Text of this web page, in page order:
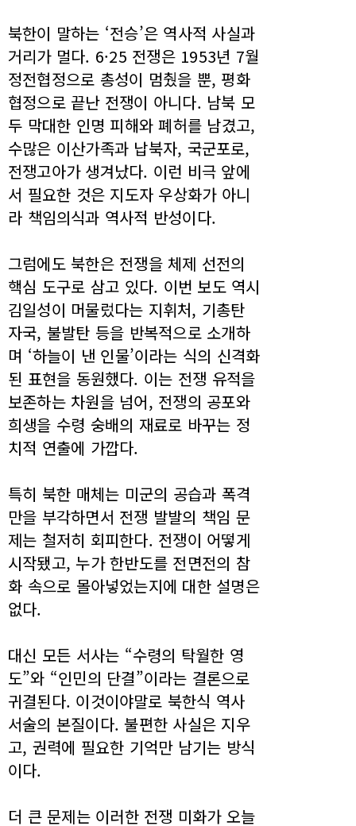
북한이 말하는 ‘전승’은 역사적 사실과
거리가 멀다. 6·25 전쟁은 1953년 7월
정전협정으로 총성이 멈췄을 뿐, 평화
협정으로 끝난 전쟁이 아니다. 남북 모
두 막대한 인명 피해와 폐허를 남겼고,
수많은 이산가족과 납북자, 국군포로,
전쟁고아가 생겨났다. 이런 비극 앞에
서 필요한 것은 지도자 우상화가 아니
라 책임의식과 역사적 반성이다.
그럼에도 북한은 전쟁을 체제 선전의
핵심 도구로 삼고 있다. 이번 보도 역시
김일성이 머물렀다는 지휘처, 기총탄
자국, 불발탄 등을 반복적으로 소개하
며 ‘하늘이 낸 인물’이라는 식의 신격화
된 표현을 동원했다. 이는 전쟁 유적을
보존하는 차원을 넘어, 전쟁의 공포와
희생을 수령 숭배의 재료로 바꾸는 정
치적 연출에 가깝다.
특히 북한 매체는 미군의 공습과 폭격
만을 부각하면서 전쟁 발발의 책임 문
제는 철저히 회피한다. 전쟁이 어떻게
시작됐고, 누가 한반도를 전면전의 참
화 속으로 몰아넣었는지에 대한 설명은
없다.
대신 모든 서사는 “수령의 탁월한 영
도”와 “인민의 단결”이라는 결론으로
귀결된다. 이것이야말로 북한식 역사
서술의 본질이다. 불편한 사실은 지우
고, 권력에 필요한 기억만 남기는 방식
이다.
더 큰 문제는 이러한 전쟁 미화가 오늘